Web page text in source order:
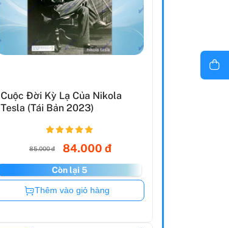
Cuộc Đời Kỳ Lạ Của Nikola
Tesla (Tái Bản 2023)
85.000 đ 84.000 đ
Còn lại 5
Còn hàng
Thêm vào giỏ hàng